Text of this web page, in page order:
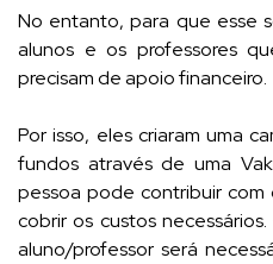
No entanto, para que esse
alunos e os professores
precisam de apoio financeiro.
Por isso, eles criaram uma
fundos através de uma
pessoa pode contribuir com
cobrir os custos
aluno/professor será